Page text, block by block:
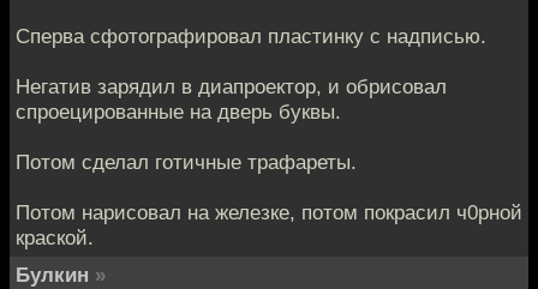
Сперва сфотографировал пластинку с надписью.
Негатив зарядил в диапроектор, и обрисовал
спроецированные на дверь буквы.
Потом сделал готичные трафареты.
Потом нарисовал на железке, потом покрасил ч0рной
краской.
Булкин »